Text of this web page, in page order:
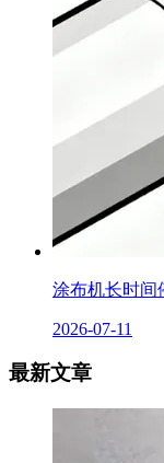
涂布机长时间
2026-07-11
最新文章